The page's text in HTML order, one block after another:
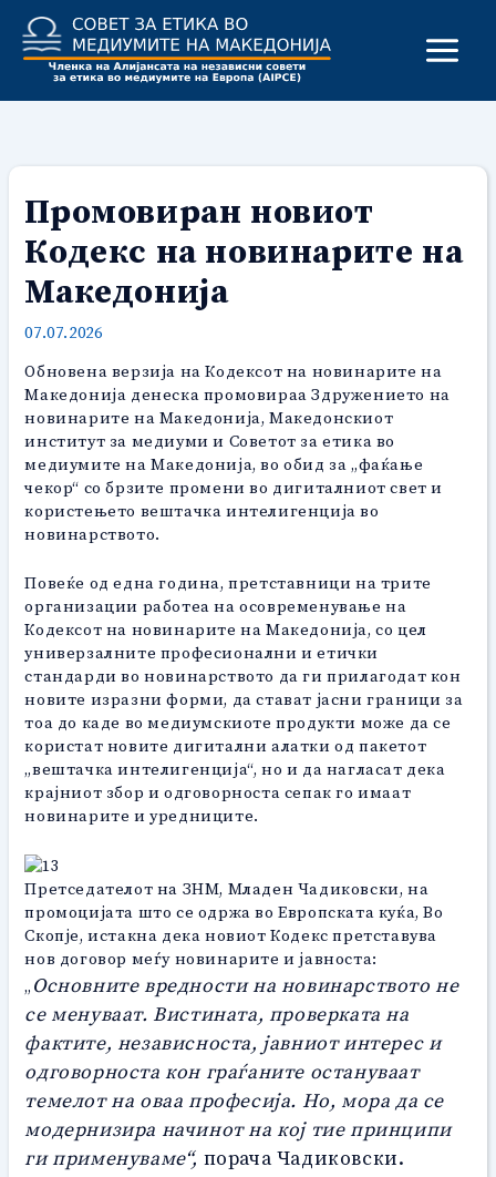
content
Промовиран новиот
Кодекс на новинарите на
Македонија
07.07.2026
Обновена верзија на Кодексот на новинарите на
Македонија денеска промовираа Здружението на
новинарите на Македонија, Македонскиот
институт за медиуми и Советот за етика во
медиумите на Македонија, во обид за „фаќање
чекор“ со брзите промени во дигиталниот свет и
користењето вештачка интелигенција во
новинарството.
Повеќе од една година, претставници на трите
организации работеа на осовременување на
Кодексот на новинарите на Македонија, со цел
универзалните професионални и етички
стандарди во новинарството да ги прилагодат кон
новите изразни форми, да стават јасни граници за
тоа до каде во медиумскиоте продукти може да се
користат новите дигитални алатки од пакетот
„вештачка интелигенција“, но и да нагласат дека
крајниот збор и одговорноста сепак го имаат
новинарите и уредниците.
Претседателот на ЗНМ, Младен Чадиковски, на
промоцијата што се одржа во Европската куќа, Во
Скопје, истакна дека новиот Кодекс претставува
нов договор меѓу новинарите и јавноста:
„ Основните вредности на новинарството не
се менуваат. Вистината, проверката на
фактите, независноста, јавниот интерес и
одговорноста кон граѓаните остануваат
темелот на оваа професија. Но, мора да се
модернизира начинот на кој тие принципи
ги применуваме“, порача Чадиковски.